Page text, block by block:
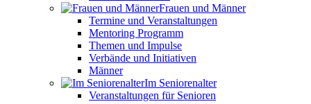
Frauen und Männer
Termine und Veranstaltungen
Mentoring Programm
Themen und Impulse
Verbände und Initiativen
Männer
Im Seniorenalter
Veranstaltungen für Senioren